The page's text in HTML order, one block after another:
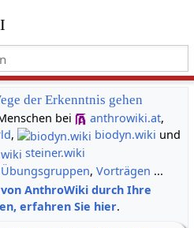
der Erkenntnis gehen
bei
anthrowiki.at,
, biodyn.wiki und
steiner.wiki
Übungsgruppen, Vorträgen ...
AnthroWiki durch Ihre
erfahren Sie hier.